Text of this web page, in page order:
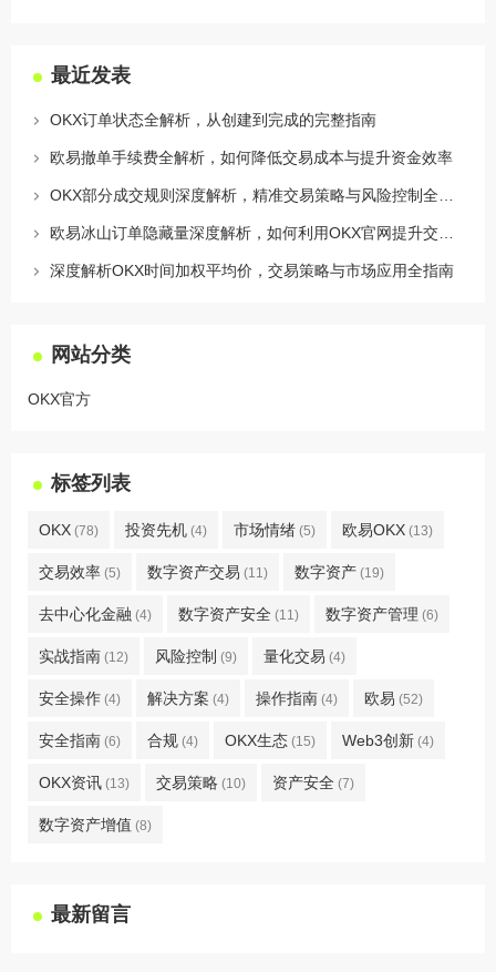
最近发表
OKX订单状态全解析，从创建到完成的完整指南
欧易撤单手续费全解析，如何降低交易成本与提升资金效率
深度解析OKX时间加权平均价，交易策略与市场应用全指南
网站分类
OKX官方
标签列表
OKX (78) 投资先机 (4) 市场情绪 (5) 欧易OKX (13)
交易效率 (5) 数字资产交易 (11) 数字资产 (19)
去中心化金融 (4) 数字资产安全 (11) 数字资产管理 (6)
实战指南 (12) 风险控制 (9) 量化交易 (4)
安全操作 (4) 解决方案 (4) 操作指南 (4) 欧易 (52)
安全指南 (6) 合规 (4) OKX生态 (15) Web3创新 (4)
OKX资讯 (13) 交易策略 (10) 资产安全 (7)
数字资产增值 (8)
最新留言